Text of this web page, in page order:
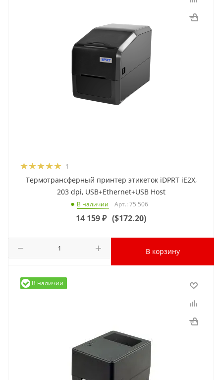
1
Термотрансферный принтер этикеток iDPRT iE2X,
203 dpi, USB+Ethernet+USB Host
В наличии Арт.: 75 506
14 159₽ ($172.20)
В корзину
В наличии